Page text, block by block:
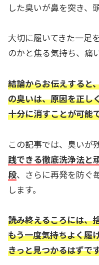
した臭いが鼻を突き、
大切に履いてきた一足
のかと焦る気持ち、痛
結論からお伝えすると
の臭いは、原因を正し
十分に消すことが可能
この記事では、臭いが
践できる徹底洗浄法と
段、さらに再発を防ぐ
します。
読み終えるころには、
もう一度気持ちよく履
きっと見つかるはずで